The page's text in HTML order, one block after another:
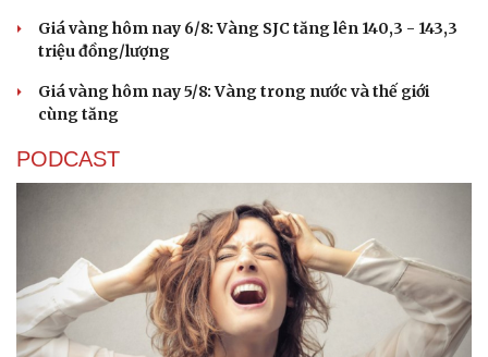
Giá vàng hôm nay 6/8: Vàng SJC tăng lên 140,3 - 143,3
triệu đồng/lượng
Giá vàng hôm nay 5/8: Vàng trong nước và thế giới
cùng tăng
PODCAST